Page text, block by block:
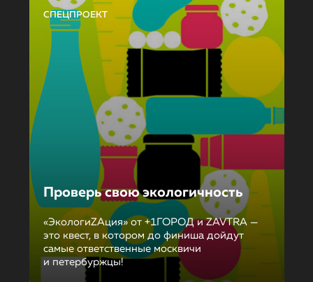
СПЕЦПРОЕКТ
Проверь свою экологичность
«ЭкологиZAция» от +1ГОРОД и ZAVTRA —
это квест, в котором до финиша дойдут
самые ответственные москвичи
и петербуржцы!